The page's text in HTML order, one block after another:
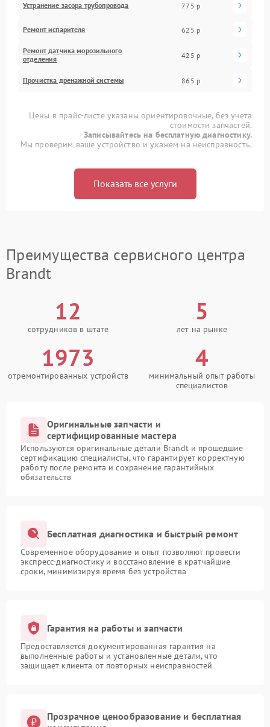
Устранение засора трубопровода 775 р
Ремонт испарителя 625 р
Ремонт датчика морозильного
отделения
425 р
Прочистка дренажной системы 865 р
Цены в прайс-листе указаны ориентировочные, без учета
стоимости запчастей.
Записывайтесь на бесплатную диагностику.
Мы проверим ваше устройство и укажем на неисправность.
Показать все услуги
Преимущества сервисного центра
Brandt
12
сотрудников в штате
5
лет на рынке
1973
отремонтированных устройств
4
минимальный опыт работы
специалистов
Оригинальные запчасти и
сертифицированные мастера
Используются оригинальные детали Brandt и прошедшие
сертификацию специалисты, что гарантирует корректную
работу после ремонта и сохранение гарантийных
обязательств
Бесплатная диагностика и быстрый ремонт
Современное оборудование и опыт позволяют провести
экспресс-диагностику и восстановление в кратчайшие
сроки, минимизируя время без устройства
Гарантия на работы и запчасти
Предоставляется документированная гарантия на
выполненные работы и установленные детали, что
защищает клиента от повторных неисправностей
Прозрачное ценообразование и бесплатная